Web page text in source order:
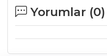
Yorumlar (0)